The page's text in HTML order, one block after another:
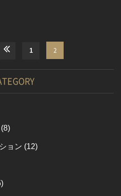
1 2
(8)
ョン (12)